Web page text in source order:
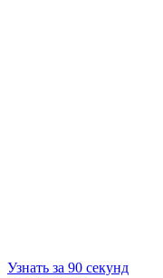
Узнать за 90 секунд